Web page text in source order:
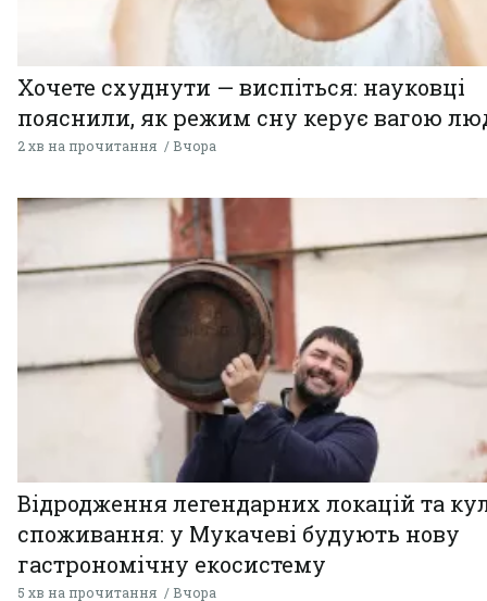
Хочете схуднути — виспіться: науковці
пояснили, як режим сну керує вагою
2 хв на прочитання Вчора
Відродження легендарних локацій та
споживання: у Мукачеві будують нову
гастрономічну екосистему
5 хв на прочитання Вчора